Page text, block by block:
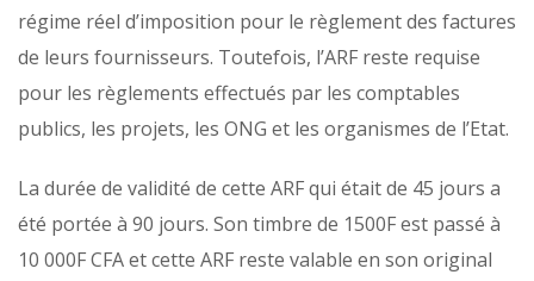
régime réel d’imposition pour le règlement des factures
de leurs fournisseurs. Toutefois, l’ARF reste requise
pour les règlements effectués par les comptables
publics, les projets, les ONG et les organismes de l’Etat.
La durée de validité de cette ARF qui était de 45 jours a
été portée à 90 jours. Son timbre de 1500F est passé à
10 000F CFA et cette ARF reste valable en son original